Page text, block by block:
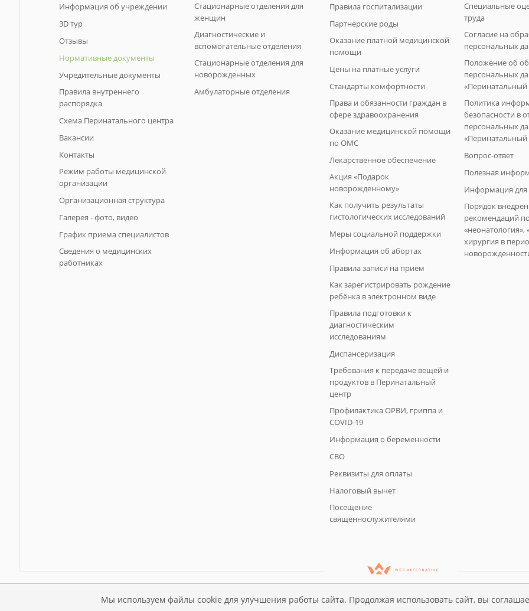
Мы используем файлы cookie для улучшения работы сайта. Продолжая использовать сайт, вы
Информация об учреждении
3D тур
Отзывы
Нормативные документы
Учредительные документы
Правила внутреннего
распорядка
Схема Перинатального центра
Вакансии
Контакты
Режим работы медицинской
организации
Организационная структура
Галерея - фото, видео
График приема специалистов
Сведения о медицинских
работниках
Стационарные отделения для
женщин
Диагностические и
вспомогательные отделения
Стационарные отделения для
новорожденных
Амбулаторные отделения
Правила госпитализации
Партнерские роды
Оказание платной медицинской
помощи
Цены на платные услуги
Стандарты комфортности
Права и обязанности граждан в
сфере здравоохранения
Оказание медицинской помощи
по ОМС
Лекарственное обеспечение
Акция «Подарок
новорожденному»
Как получить результаты
гистологических исследований
Меры социальной поддержки
Информация об абортах
Правила записи на прием
Как зарегистрировать рождение
ребёнка в электронном виде
Правила подготовки к
диагностическим
исследованиям
Диспансеризация
Требования к передаче вещей и
продуктов в Перинатальный
центр
Профилактика ОРВИ, гриппа и
COVID-19
Информация о беременности
СВО
Реквизиты для оплаты
Налоговый вычет
Посещение
священнослужителями
Специальные
труда
Согласие на
персональных
Положение об
персональных
«Перинатальный
Политика
безопасности в
персональных
«Перинатальный
Вопрос-ответ
Полезная
Информация для
Порядок
рекомендаций
«неонатология»,
хирургия в